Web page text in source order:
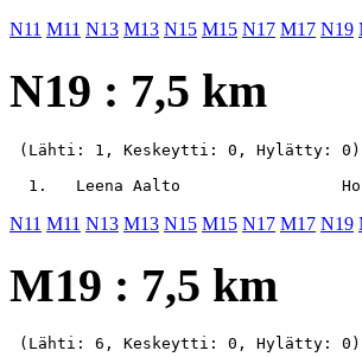
N11 M11 N13 M13 N15 M15 N17 M17 N19
N19 : 7,5 km
(Lähti: 1, Keskeytti: 0, Hylätty: 0)
N11 M11 N13 M13 N15 M15 N17 M17 N19
M19 : 7,5 km
(Lähti: 6, Keskeytti: 0, Hylätty: 0)